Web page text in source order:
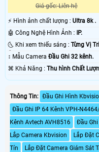
Giá gốc: Liên hệ
️⚡ Hình ảnh chất lượng : Ultra 8k .
🤖️ Công Nghệ Hình Ảnh : IP.
🌜 Khi xem thiếu sáng : Từng Vị Trí
Camera .
↕️ Mẫu Camera Đầu Ghi 32 kênh.
️⌘ Khả Năng : Thu hình Chất
Thông Tin: Đầu Ghi Hình
Đầu Ghi IP 64 Kênh VPH-
Kênh Avtech AVH8516
Đầu Ghi
Lắp Camera Kbvision
Lắp Đặt
Tín
Lắp Đặt Camera Giám Sát